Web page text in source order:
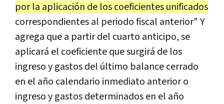
por la aplicación de los coeficientes unificados
correspondientes al periodo fiscal anterior" Y
agrega que a partir del cuarto anticipo, se
aplicará el coeficiente que surgirá de los
ingreso y gastos del último balance cerrado
en el año calendario inmediato anterior o
ingreso y gastos determinados en el año